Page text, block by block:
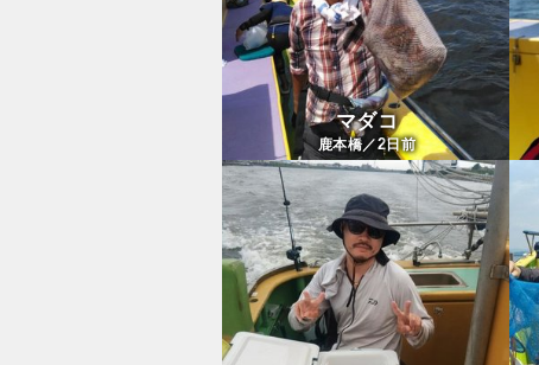
マダコ
鹿本橋／2日前